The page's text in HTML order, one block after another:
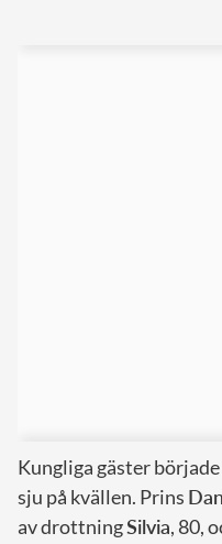
Kungliga gäster
sju på kvällen. Prins
av drottningSilvia, 80,